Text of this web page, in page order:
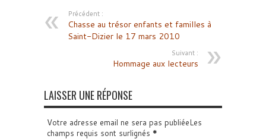
Précédent :
Chasse au trésor enfants et familles à
Saint-Dizier le 17 mars 2010
Suivant :
Hommage aux lecteurs
LAISSER UNE RÉPONSE
Votre adresse email ne sera pas publiéeLes
champs requis sont surlignés *